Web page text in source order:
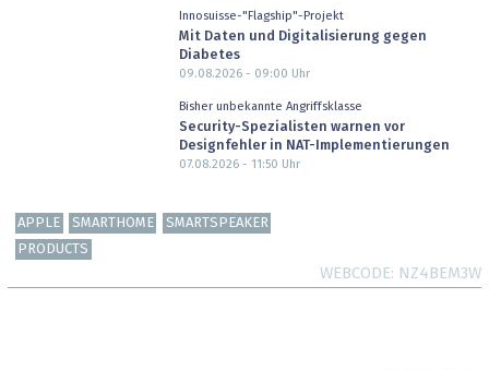
Innosuisse-"Flagship"-Projekt
Mit Daten und Digitalisierung gegen
Diabetes
09.08.2026 - 09:00 Uhr
Bisher unbekannte Angriffsklasse
Security-Spezialisten warnen vor
Designfehler in NAT-Implementierungen
07.08.2026 - 11:50 Uhr
APPLE SMARTHOME
SMARTSPEAKER
PRODUCTS
WEBCODE NZ4BEM3W